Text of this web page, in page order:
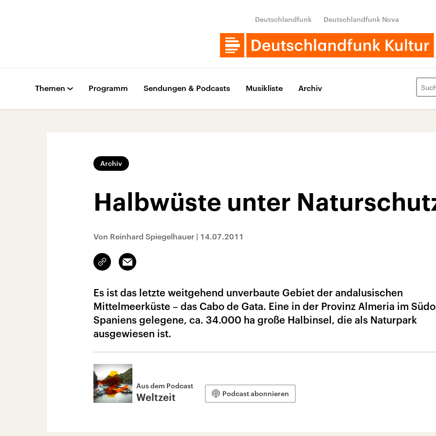
Deutschlandfunk Deutschlandfunk Nova
Themen Programm Sendungen & Podcasts Musikliste Archiv
Archiv
Halbwüste unter
Von Reinhard Spiegelhauer | 14.07.2011
Link
kopieren/teilen
Email
Es ist das letzte weitgehend unverbaute Gebiet der andalusischen
Mittelmeerküste – das Cabo de Gata. Eine in der Provinz Almeria im
Spaniens gelegene, ca. 34.000 ha große Halbinsel, die als Naturpark
ausgewiesen ist.
Aus dem Podcast
Weltzeit Podcast abonnieren